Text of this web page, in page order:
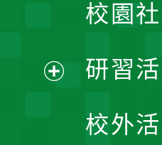
校園
研習
校外